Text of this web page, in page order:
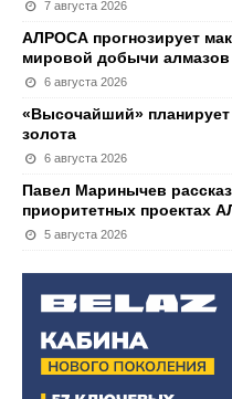
7 августа 2026
АЛРОСА прогнозирует
мировой добычи алмазов
6 августа 2026
«Высочайший» планирует
золота
6 августа 2026
Павел Маринычев
приоритетных проектах
5 августа 2026